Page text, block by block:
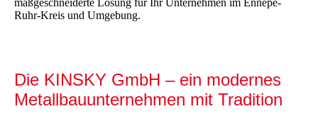
maßgeschneiderte Lösung für Ihr Unternehmen im Ennepe-
Ruhr-Kreis und Umgebung.
Die KINSKY GmbH – ein modernes
Metallbauunternehmen mit Tradition